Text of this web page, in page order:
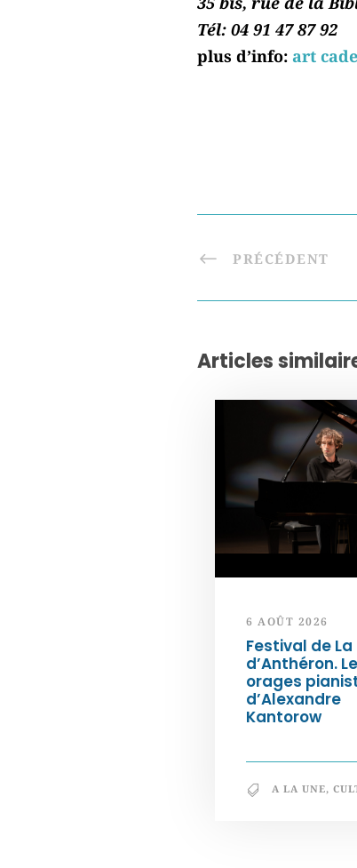
Tél: 04 91 47 87 92
plus d’info: art cade
PRÉCÉDENT
Articles
6 AOÛT 2026
Festival de
d’Anthéron.
orages
d’Alexandre
Kantorow
A LA UNE,